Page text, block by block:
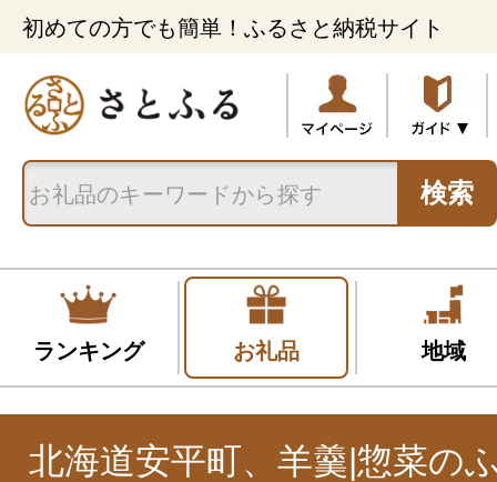
初めての方でも簡単！ふるさと納税サイト
検索
ランキング お礼品 地域
北海道安平町、羊羹|惣菜の